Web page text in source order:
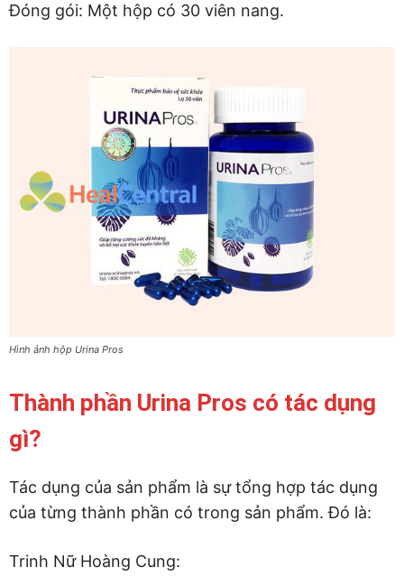
Đóng gói: Một hộp có 30 viên nang.
Hình ảnh hộp Urina Pros
Thành phần Urina Pros có tác dụng
gì?
Tác dụng của sản phẩm là sự tổng hợp tác dụng
của từng thành phần có trong sản phẩm. Đó là:
Trinh Nữ Hoàng Cung: